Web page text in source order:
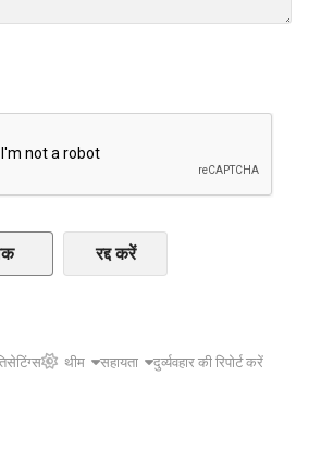
रद्द करें
सेटिंग्स थीम सहायता दुर्व्यवहार की रिपोर्ट करें